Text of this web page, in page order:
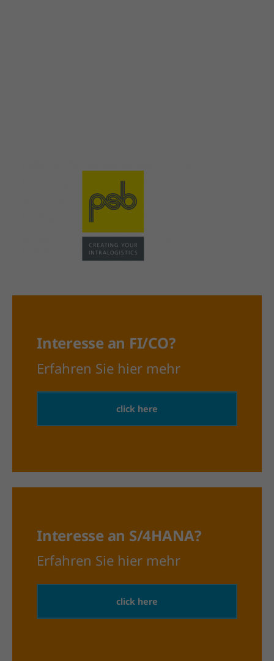
Interesse an FI/CO?
Erfahren Sie hier mehr
click here
Interesse an S/4HANA?
Erfahren Sie hier mehr
click here